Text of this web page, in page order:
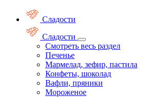
Сладости
Сладости
Смотреть весь раздел
Печенье
Мармелад, зефир, пастила
Конфеты, шоколад
Вафли, пряники
Мороженое